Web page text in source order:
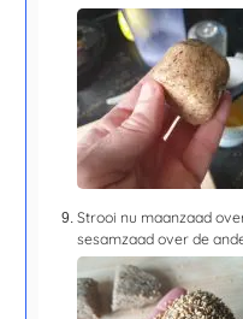
Strooi nu maanzaad
sesamzaad over de